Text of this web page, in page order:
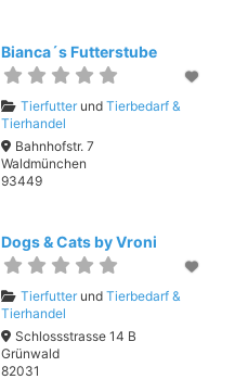
Bianca´s Futterstube
Tierfutter undTierbedarf &
Tierhandel
Bahnhofstr. 7
Waldmünchen
93449
Dogs & Cats by Vroni
Tierfutter undTierbedarf &
Tierhandel
Schlossstrasse 14 B
Grünwald
82031